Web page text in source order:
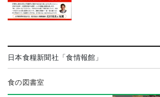
日本食糧新聞社「食情報館」
食の図書室